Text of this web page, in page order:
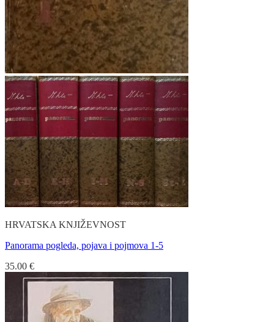
HRVATSKA KNJIŽEVNOST
Panorama pogleda, pojava i pojmova 1-5
35.00 €